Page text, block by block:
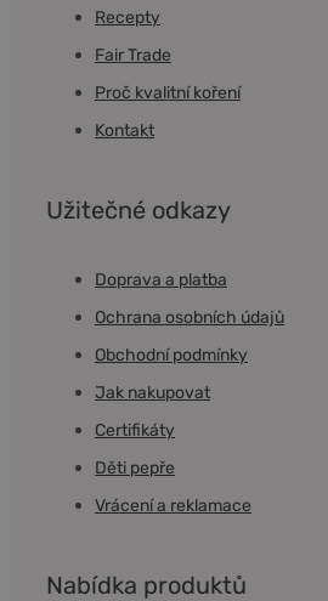
Recepty
Fair Trade
Proč kvalitní koření
Kontakt
Užitečné odkazy
Doprava a platba
Ochrana osobních údajů
Obchodní podmínky
Jak nakupovat
Certifikáty
Děti pepře
Vrácení a reklamace
Nabídka produktů